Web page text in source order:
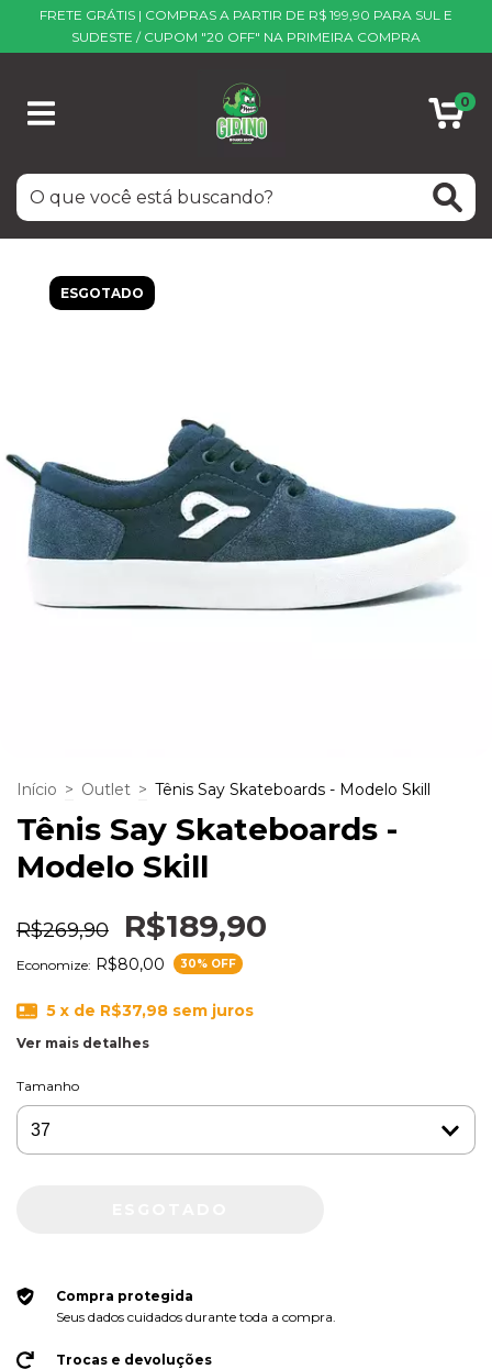
FRETE GRÁTIS | COMPRAS A PARTIR DE R$ 199,90 PARA SUL E
SUDESTE / CUPOM "20 OFF" NA PRIMEIRA COMPRA
0
ESGOTADO
Início > Outlet > Tênis Say Skateboards - Modelo Skill
Tênis Say Skateboards -
Modelo Skill
R$269,90 R$189,90
Economize: R$80,00 30% OFF
5 x de R$37,98 sem juros
Ver mais detalhes
Tamanho
Compra protegida
Seus dados cuidados durante toda a compra.
Trocas e devoluções